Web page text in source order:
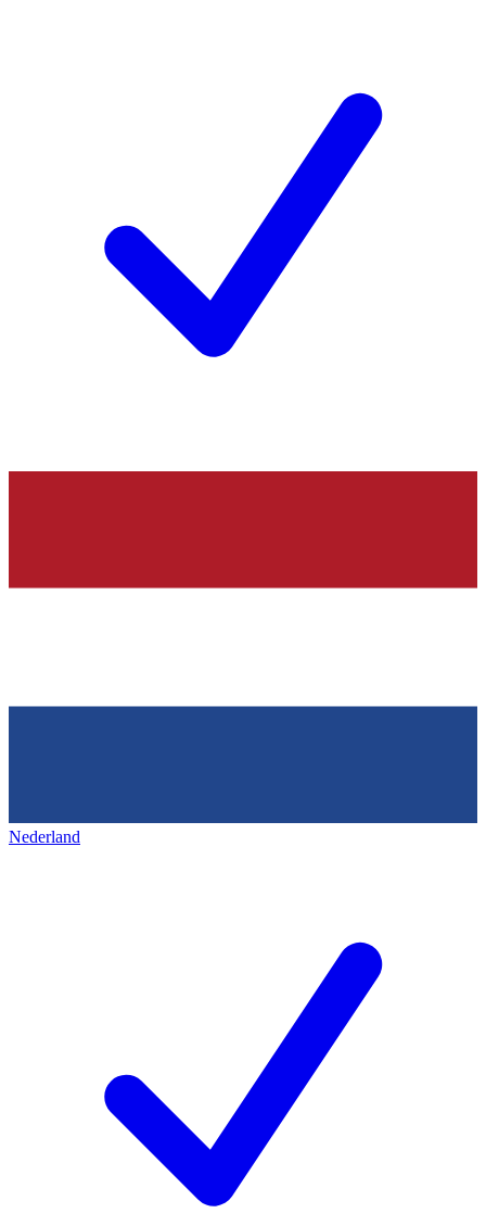
Nederland